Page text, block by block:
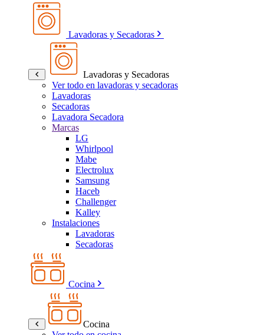
Lavadoras y Secadoras
Lavadoras y Secadoras
Ver todo en lavadoras y secadoras
Lavadoras
Secadoras
Lavadora Secadora
Marcas
LG
Whirlpool
Mabe
Electrolux
Samsung
Haceb
Challenger
Kalley
Instalaciones
Lavadoras
Secadoras
Cocina
Cocina